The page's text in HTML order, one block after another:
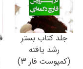
جلد کتاب بستر
رشد یافته
(کمپوست فاز 3)